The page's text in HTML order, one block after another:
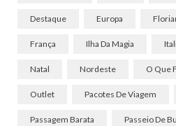
Destaque Europa
França Ilha Da Magia
Natal Nordeste O Que
Outlet Pacotes De Viagem
Passagem Barata Passeio De